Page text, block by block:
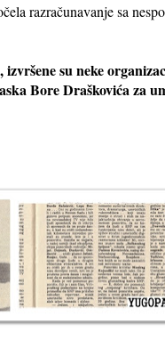
razračunavanje sa
su neke
Bore Draškovića za